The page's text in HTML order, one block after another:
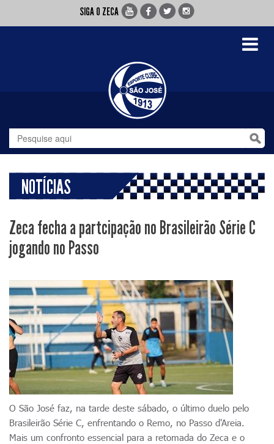
SIGA O ZECA
Toggle
NOTÍCIAS
Zeca fecha a partcipação no Brasileirão Série C
jogando no Passo
O São José faz, na tarde deste sábado, o último duelo pelo
Brasileirão Série C, enfrentando o Remo, no Passo d'Areia.
Mais um confronto essencial para a retomada do Zeca e o